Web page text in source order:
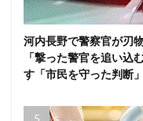
河内長野で警察官が刃
「撃った警官を追い込
す「市民を守った判断」